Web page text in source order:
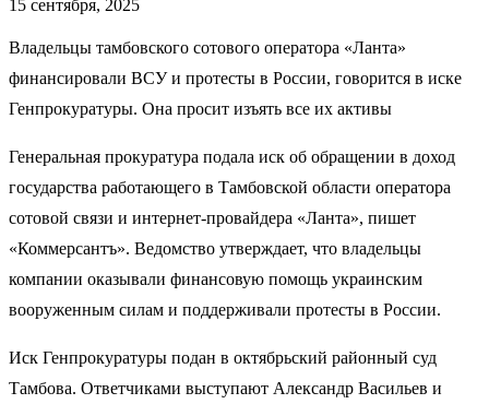
15 сентября, 2025
Владельцы тамбовского сотового оператора «Ланта»
финансировали ВСУ и протесты в России, говорится в иске
Генпрокуратуры. Она просит изъять все их активы
Генеральная прокуратура подала иск об обращении в доход
государства работающего в Тамбовской области оператора
сотовой связи и интернет-провайдера «Ланта», пишет
«Коммерсантъ». Ведомство утверждает, что владельцы
компании оказывали финансовую помощь украинским
вооруженным силам и поддерживали протесты в России.
Иск Генпрокуратуры подан в октябрьский районный суд
Тамбова. Ответчиками выступают Александр Васильев и